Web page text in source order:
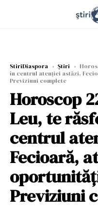
StiriDiaspora › Știri ›
în centrul atenției astăzi.
Previziuni complete
Horoscop
Leu, te
centrul
Fecioară,
Previziuni